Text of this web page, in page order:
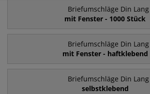
Briefumschläge Din Lang
mit Fenster - 1000 Stück
Briefumschläge Din Lang
mit Fenster - haftklebend
Briefumschläge Din Lang
selbstklebend